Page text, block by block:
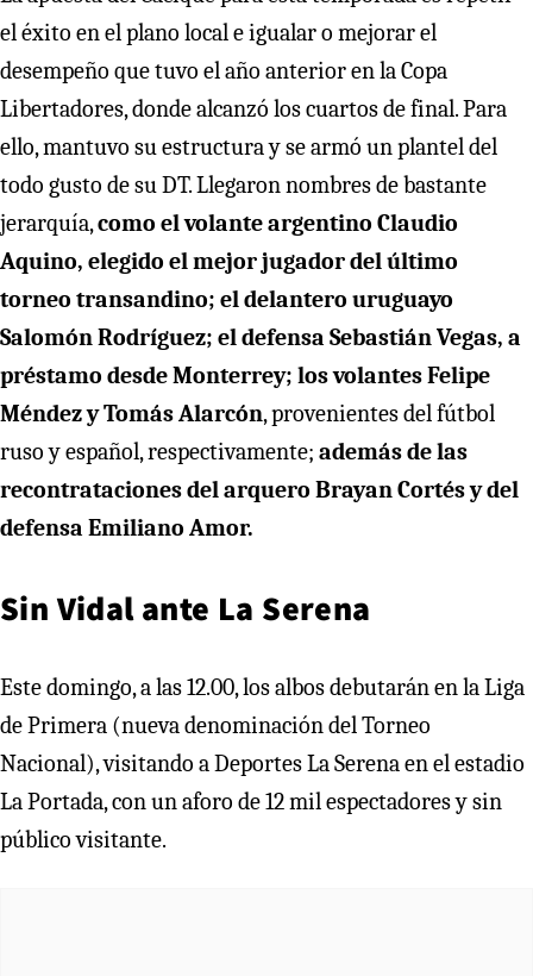
el éxito en el plano local e igualar o mejorar el
desempeño que tuvo el año anterior en la Copa
Libertadores, donde alcanzó los cuartos de final. Para
ello, mantuvo su estructura y se armó un plantel del
todo gusto de su DT. Llegaron nombres de bastante
jerarquía,como el volante argentino Claudio
Aquino, elegido el mejor jugador del último
torneo transandino; el delantero uruguayo
Salomón Rodríguez; el defensa Sebastián Vegas, a
préstamo desde Monterrey; los volantes Felipe
Méndez y Tomás Alarcón, provenientes del fútbol
ruso y español, respectivamente; además de las
recontrataciones del arquero Brayan Cortés y del
defensa Emiliano Amor.
Sin Vidal ante La Serena
Este domingo, a las 12.00, los albos debutarán en la Liga
de Primera (nueva denominación del Torneo
Nacional), visitando a Deportes La Serena en el estadio
La Portada, con un aforo de 12 mil espectadores y sin
público visitante.